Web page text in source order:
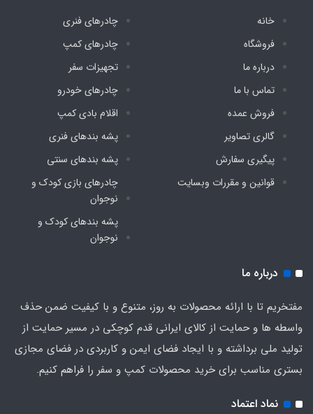
نماد اعتماد
خانه
فروشگاه
درباره ما
تماس با ما
فروش عمده
گالری تصاویر
پیگیری سفارش
قوانین و مقررات وبسایت
چادرهای فنری
چادرهای کمپ
تجهیزات سفر
چادرهای خودرو
اقلام بادی کمپ
پشه‌ بندهای فنری
پشه‌ بندهای سنتی
چادرهای بازی کودک و
نوجوان
پشه‌ بندهای کودک و
نوجوان
درباره ما
مفتخریم تا با ارائه محصولات به روز، متنوع و با کیفیت ضمن حذف
واسطه ها و حمایت از کالای ایرانی قدم کوچکی در مسیر حمایت از
تولید ملی برداشته و با ایجاد فضای ایمن و کاربردی در فضای مجازی
بستری مناسب برای خرید محصولات کمپ و سفر را فراهم کنیم.